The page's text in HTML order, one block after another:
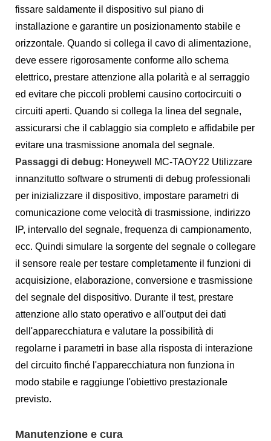
fissare saldamente il dispositivo sul piano di
installazione e garantire un posizionamento stabile e
orizzontale. Quando si collega il cavo di alimentazione,
deve essere rigorosamente conforme allo schema
elettrico, prestare attenzione alla polarità e al serraggio
ed evitare che piccoli problemi causino cortocircuiti o
circuiti aperti. Quando si collega la linea del segnale,
assicurarsi che il cablaggio sia completo e affidabile per
evitare una trasmissione anomala del segnale.
Passaggi di debug: Honeywell MC-TAOY22 Utilizzare
innanzitutto software o strumenti di debug professionali
per inizializzare il dispositivo, impostare parametri di
comunicazione come velocità di trasmissione, indirizzo
IP, intervallo del segnale, frequenza di campionamento,
ecc. Quindi simulare la sorgente del segnale o collegare
il sensore reale per testare completamente il funzioni di
acquisizione, elaborazione, conversione e trasmissione
del segnale del dispositivo. Durante il test, prestare
attenzione allo stato operativo e all'output dei dati
dell'apparecchiatura e valutare la possibilità di
regolarne i parametri in base alla risposta di interazione
del circuito finché l'apparecchiatura non funziona in
modo stabile e raggiunge l'obiettivo prestazionale
previsto.
Manutenzione e cura